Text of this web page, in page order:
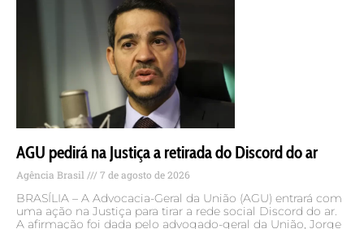
AGU pedirá na Justiça a retirada do Discord do ar
Agência Brasil 7 de agosto de 2026
BRASÍLIA – A Advocacia-Geral da União (AGU) entrará com
uma ação na Justiça para tirar a rede social Discord do ar.
A afirmação foi dada pelo advogado-geral da União, Jorge